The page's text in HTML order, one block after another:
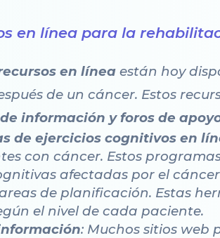
en línea para la
en línea están hoy
de un cáncer. Estos
información y foros de
de ejercicios cognitivos en
con cáncer. Estos
afectadas por el
de planificación. Estas
el nivel de cada paciente.
: Muchos sitios